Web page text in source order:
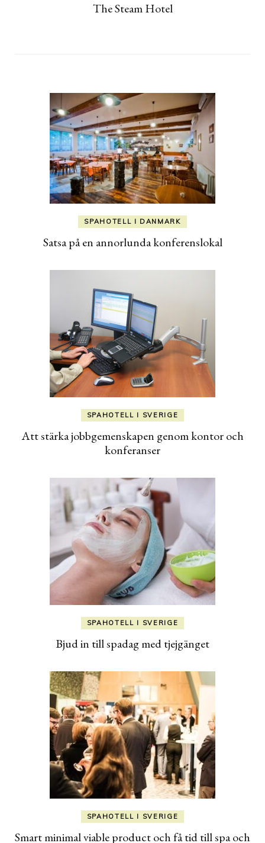
The Steam Hotel
SPAHOTELL I DANMARK
Satsa på en annorlunda konferenslokal
SPAHOTELL I SVERIGE
Att stärka jobbgemenskapen genom kontor och
konferanser
SPAHOTELL I SVERIGE
Bjud in till spadag med tjejgänget
SPAHOTELL I SVERIGE
Smart minimal viable product och få tid till spa och